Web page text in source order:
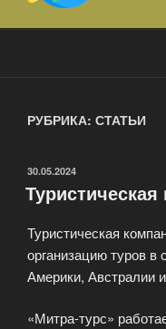
РУБРИКА: СТАТЬИ
ОПУБЛИКОВАНО
30.05.2024
Туристическая
организацию туров
Америки, Австралии
«Митра-турс»